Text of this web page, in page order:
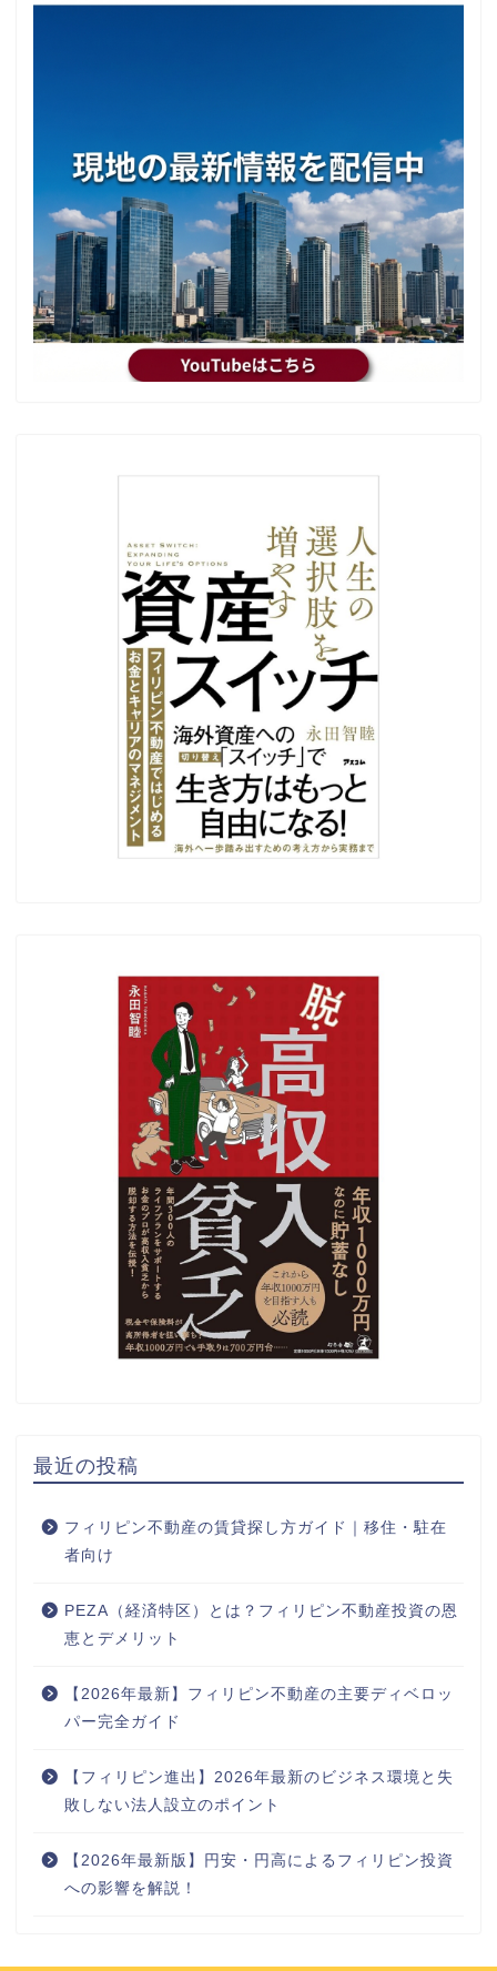
最近の投稿
フィリピン不動産の賃貸探し方ガイド｜移住・駐在
者向け
PEZA（経済特区）とは？フィリピン不動産投資の恩
恵とデメリット
【2026年最新】フィリピン不動産の主要ディベロッ
パー完全ガイド
【フィリピン進出】2026年最新のビジネス環境と失
敗しない法人設立のポイント
【2026年最新版】円安・円高によるフィリピン投資
への影響を解説！